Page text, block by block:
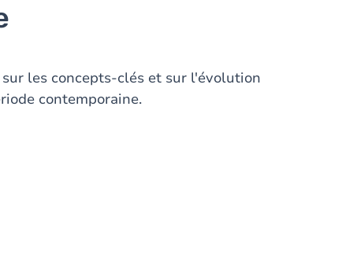
les concepts-clés et sur l'évolution
contemporaine.